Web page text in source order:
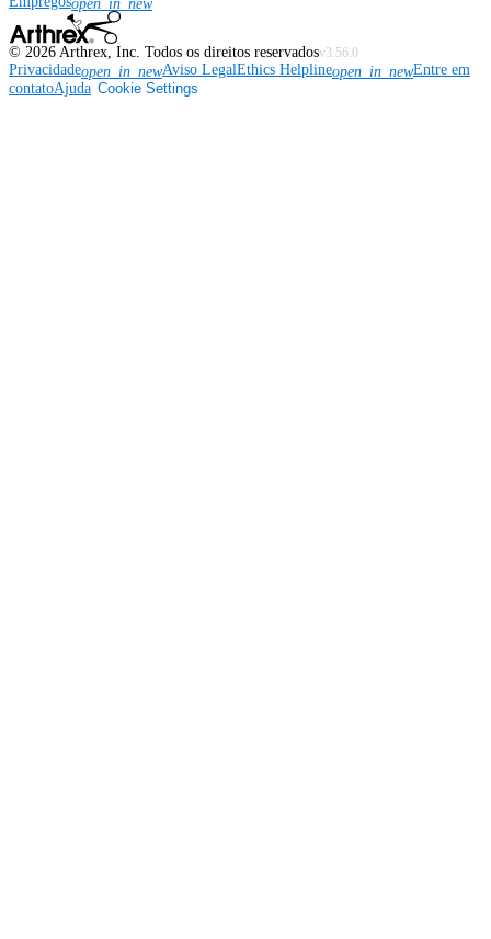
open_in_new
© 2026 Arthrex, Inc. Todos os direitos reservadosv3.56.0
Privacidadeopen_in_newAviso LegalEthics Helplineopen_in_newEntre em
contatoAjuda Cookie Settings